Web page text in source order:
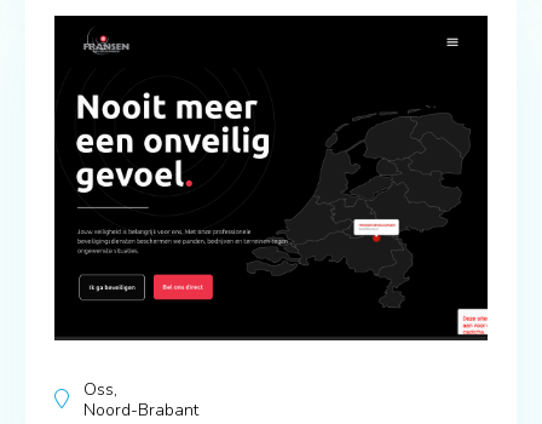
Oss,
Noord-Brabant